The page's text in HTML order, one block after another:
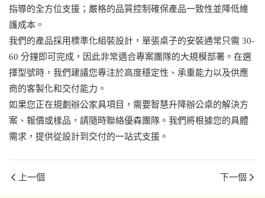
指導的全方位支援；嚴格的品質控制確保產品一致性並降低維
護成本。
我們的產品採用標準化組裝設計，單張桌子的安裝通常只需 30-
60 分鐘即可完成，因此非常適合專案團隊的大規模部署。在選
擇型號時，我們建議您專注於高度穩定性、承重能力以及供應
商的客製化和交付能力。
如果您正在規劃辦公家具項目，需要智慧升降辦公桌的解決方
案、報價或樣品，請隨時聯絡優森團隊。我們將根據您的具體
需求，提供從設計到交付的一站式支援。
上一個 下一個